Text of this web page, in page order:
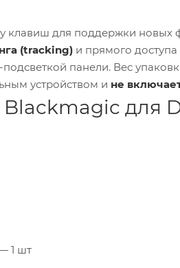
клавиш для поддержки новых
(tracking) и прямого
панели. Вес
устройством и не
для
1 шт